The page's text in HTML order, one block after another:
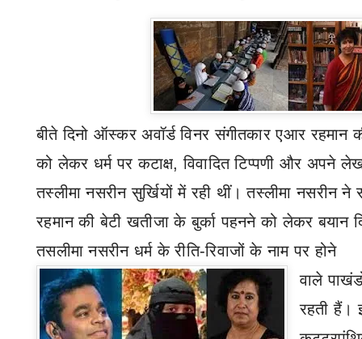
बीते दिनो ऑस्कर अवॉर्ड विनर संगीतकार एआर रहमान
को लेकर धर्म पर कटाक्ष,विवादित टिप्पणी और अपने
तस्लीमा नसरीन सुर्खियों में रही थीं। तस्लीमा नसरीन
रहमान की बेटी खतीजा के बुर्का पहनने को लेकर बयान
तसलीमा नसरीन धर्म के रीति-रिवाजों के नाम पर होने
वाले
रहती हैं।